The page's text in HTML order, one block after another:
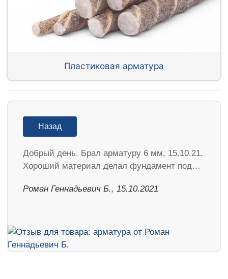
Пластиковая арматура
Назад
Добрый день. Брал арматуру 6 мм, 15.10.21.
Хороший материал делал фундамент под…
Роман Геннадьевич Б., 15.10.2021